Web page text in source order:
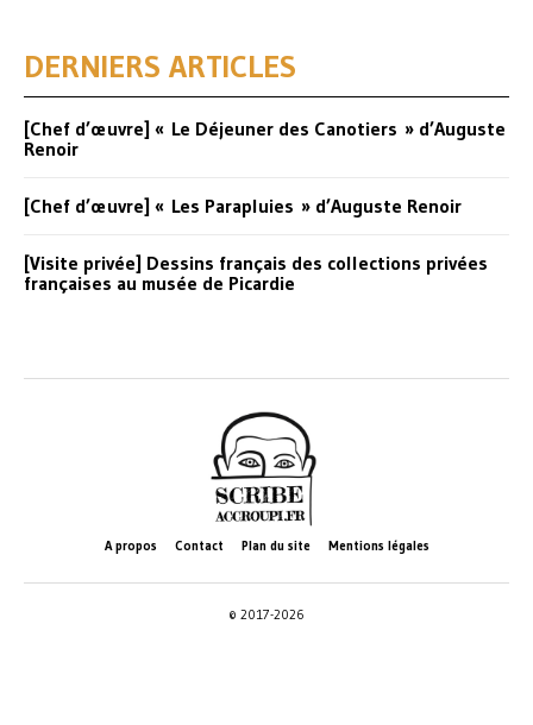
DERNIERS ARTICLES
[Chef d’œuvre] « Le Déjeuner des Canotiers » d’Auguste
Renoir
[Chef d’œuvre] « Les Parapluies » d’Auguste Renoir
[Visite privée] Dessins français des collections privées
françaises au musée de Picardie
A propos Contact Plan du site Mentions légales
© 2017-2026